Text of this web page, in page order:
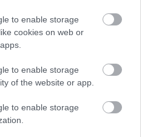
to enable storage
cookies on web or
to enable storage
of the website or app.
to enable storage